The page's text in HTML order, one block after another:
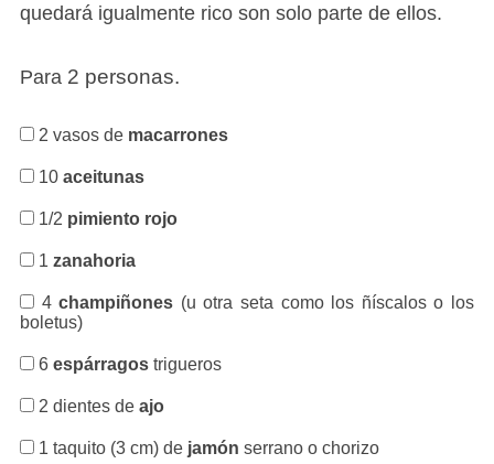
quedará igualmente rico son solo parte de ellos.
Para 2 personas.
2 vasos de macarrones
10 aceitunas
1/2 pimiento rojo
1 zanahoria
4champiñones (u otra seta como los ñíscalos o los
boletus)
6 espárragostrigueros
2 dientes de ajo
1 taquito (3 cm) de jamón serrano o chorizo